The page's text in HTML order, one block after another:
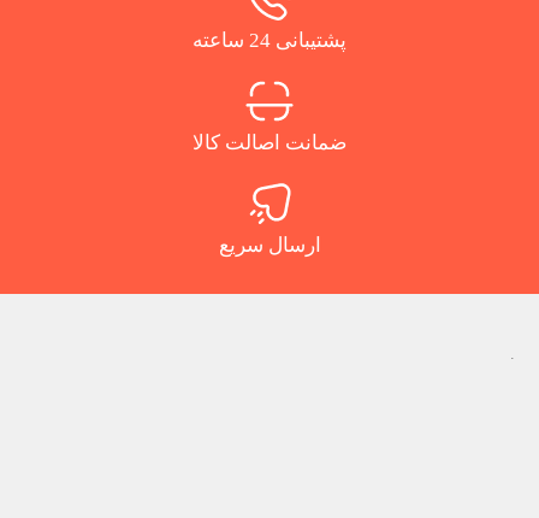
پشتیبانی 24 ساعته
ضمانت اصالت کالا
ارسال سریع
.